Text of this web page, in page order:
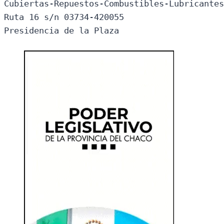
Cubiertas-Repuestos-Combustibles-
Ruta 16 s/n 03734-420055
Presidencia de la Plaza